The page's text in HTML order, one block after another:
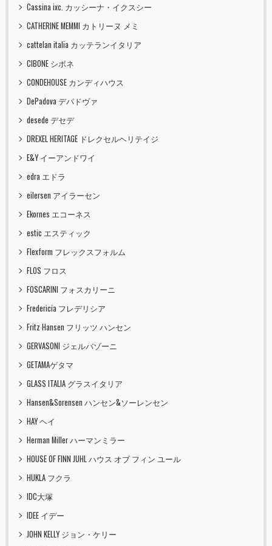
Cassina ixc. カッシーナ・イクスシー
CATHERINE MEMMI カトリーヌ メミ
cattelan italia カッテランイタリア
CIBONE シボネ
CONDEHOUSE カンディハウス
DePadova デパドヴァ
desede デセデ
DREXEL HERITAGE ドレクセルヘリテイジ
E&Y イーアンドワイ
edra エドラ
eilersen アイラーセン
Ekornes エコーネス
estic エスティック
Flexform フレックスフォルム
FLOS フロス
FOSCARINI フォスカリーニ
Fredericia フレデリシア
Fritz Hansen フリッツ ハンセン
GERVASONI ジェルバゾーニ
GETAMAゲタマ
GLASS ITALIA グラスイタリア
Hansen&Sorensen ハンセン&ソーレンセン
HAY ヘイ
Herman Miller ハーマンミラー
HOUSE OF FINN JUHL ハウス オブ フィン ユール
HUKLA フクラ
IDC大塚
IDEE イデー
JOHN KELLY ジョン・ケリー